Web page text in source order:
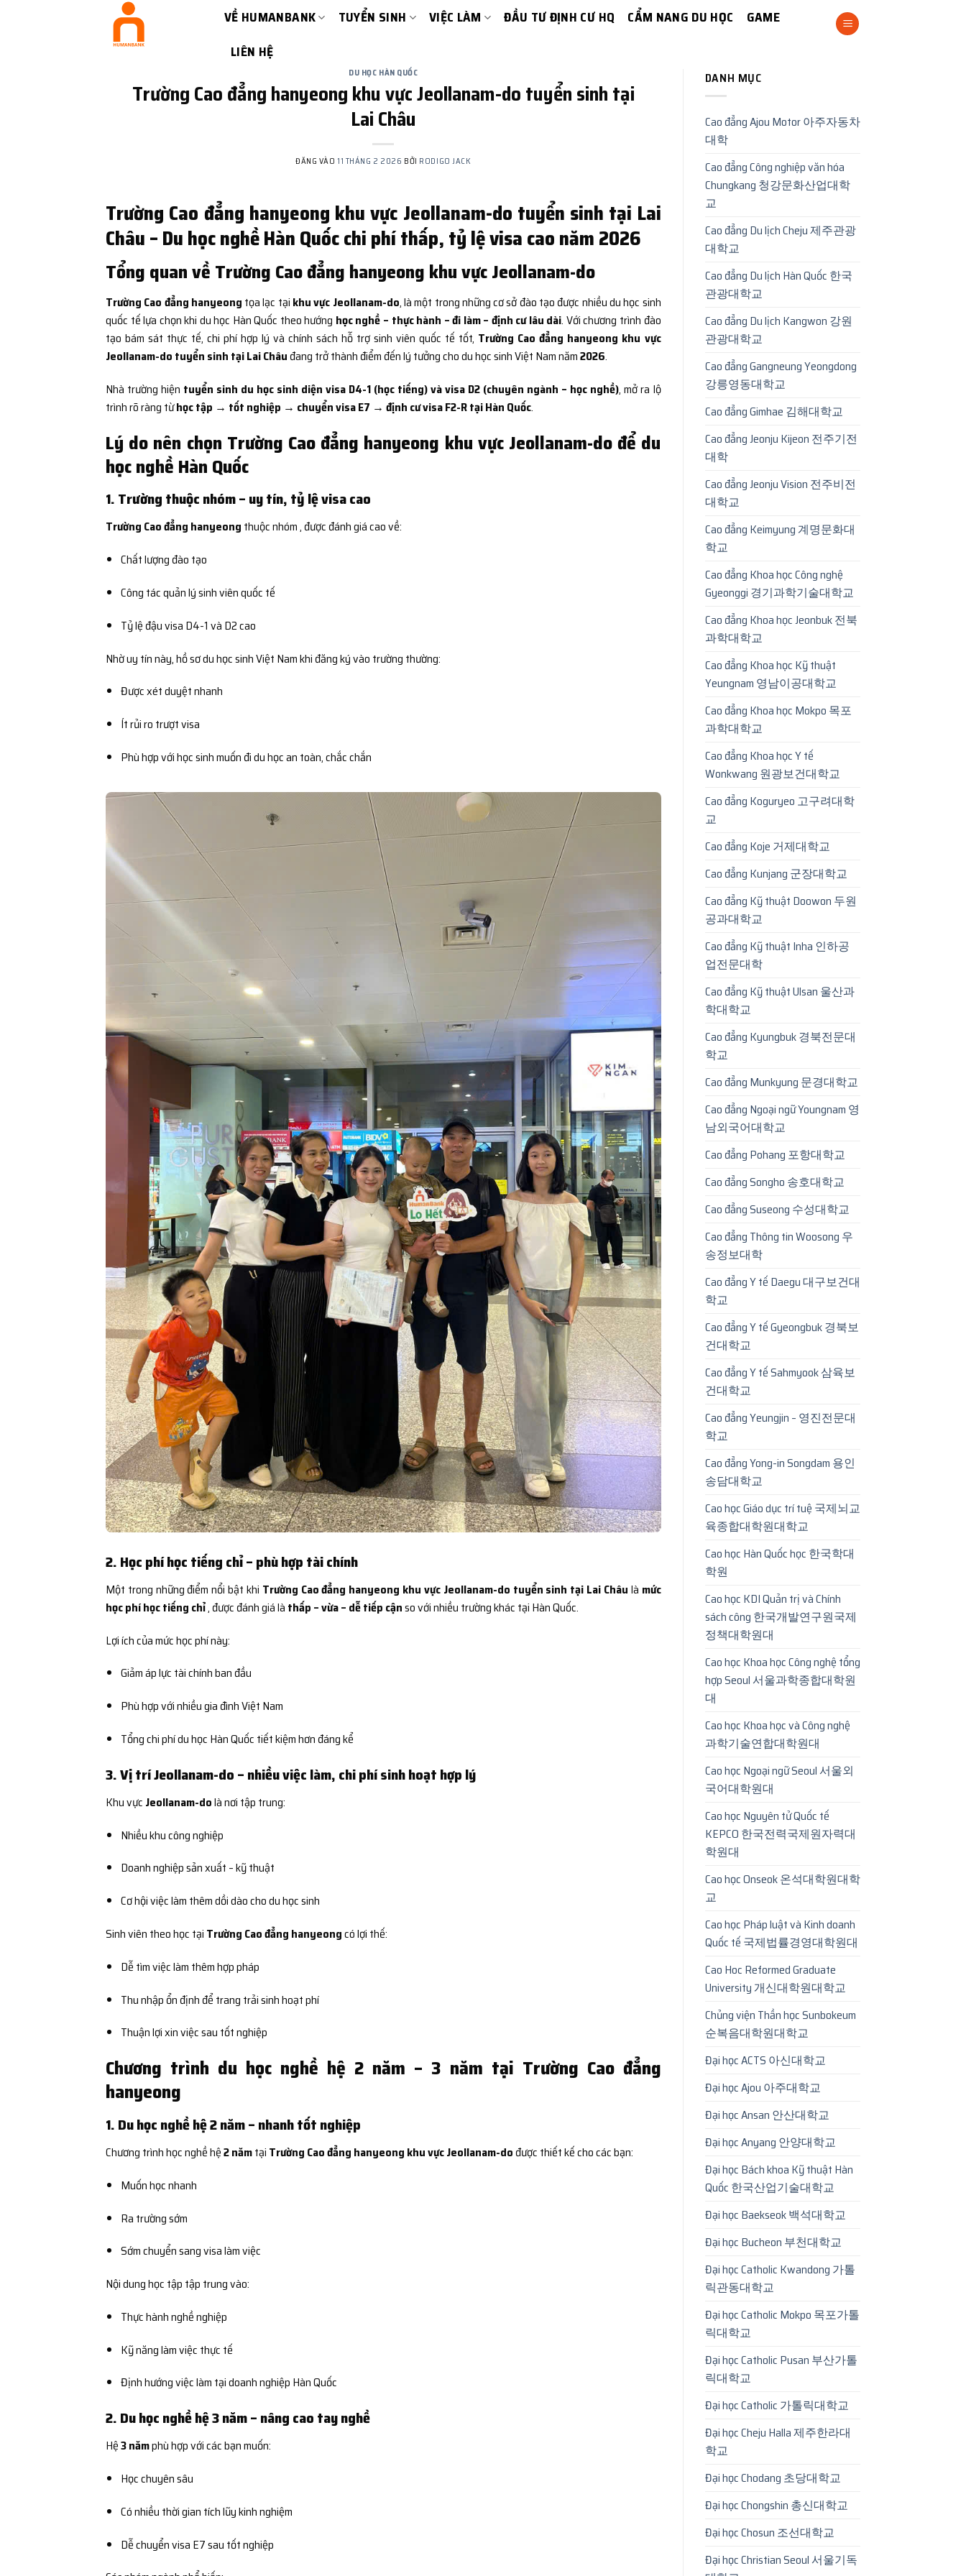
VỀ HUMANBANK TUYỂN SINH VIỆC LÀM ĐẦU TƯ ĐỊNH CƯ HQ CẨM NANG DU HỌC
GAME
LIÊN HỆ
DU HỌC HÀN QUỐC
Trường Cao đẳng hanyeong khu vực Jeollanam-do tuyển sinh tại
Lai Châu
ĐĂNG VÀO11 THÁNG 2 2026 BỞI RODIGO JACK
Trường Cao đẳng hanyeong khu vực Jeollanam-do tuyển sinh tại Lai
Châu – Du học nghề Hàn Quốc chi phí thấp, tỷ lệ visa cao năm 2026
Tổng quan về Trường Cao đẳng hanyeong khu vực Jeollanam-do
Trường Cao đẳng hanyeong tọa lạc tại khu vực Jeollanam-do, là một trong những cơ sở đào tạo được nhiều du học sinh
quốc tế lựa chọn khi du học Hàn Quốc theo hướng học nghề – thực hành – đi làm – định cư lâu dài. Với chương trình đào
tạo bám sát thực tế, chi phí hợp lý và chính sách hỗ trợ sinh viên quốc tế tốt, Trường Cao đẳng hanyeong khu vực
Jeollanam-do tuyển sinh tại Lai Châuđang trở thành điểm đến lý tưởng cho du học sinh Việt Nam năm2026.
Nhà trường hiện tuyển sinh du học sinh diện visa D4-1 (học tiếng) và visa D2 (chuyên ngành – học nghề), mở ra lộ
trình rõ ràng từhọc tập → tốt nghiệp → chuyển visa E7 → định cư visa F2-R tại Hàn Quốc.
Lý do nên chọn Trường Cao đẳng hanyeong khu vực Jeollanam-do để du
học nghề Hàn Quốc
1. Trường thuộc nhóm – uy tín, tỷ lệ visa cao
Trường Cao đẳng hanyeong thuộc nhóm, được đánh giá cao về:
Chất lượng đào tạo
Công tác quản lý sinh viên quốc tế
Tỷ lệ đậu visa D4-1 và D2 cao
Nhờ uy tín này, hồ sơ du học sinh Việt Nam khi đăng ký vào trường thường:
Được xét duyệt nhanh
Ít rủi ro trượt visa
Phù hợp với học sinh muốn đi du học an toàn, chắc chắn
2. Học phí học tiếng chỉ – phù hợp tài chính
Một trong những điểm nổi bật khi Trường Cao đẳng hanyeong khu vực Jeollanam-do tuyển sinh tại Lai Châu là mức
học phí học tiếng chỉ, được đánh giá là thấp – vừa – dễ tiếp cậnso với nhiều trường khác tại Hàn Quốc.
Lợi ích của mức học phí này:
Giảm áp lực tài chính ban đầu
Phù hợp với nhiều gia đình Việt Nam
Tổng chi phí du học Hàn Quốc tiết kiệm hơn đáng kể
3. Vị trí Jeollanam-do – nhiều việc làm, chi phí sinh hoạt hợp lý
Khu vực Jeollanam-dolà nơi tập trung:
Nhiều khu công nghiệp
Doanh nghiệp sản xuất – kỹ thuật
Cơ hội việc làm thêm dồi dào cho du học sinh
Sinh viên theo học tại Trường Cao đẳng hanyeongcó lợi thế:
Dễ tìm việc làm thêm hợp pháp
Thu nhập ổn định để trang trải sinh hoạt phí
Thuận lợi xin việc sau tốt nghiệp
Chương trình du học nghề hệ 2 năm – 3 năm tại Trường Cao đẳng
hanyeong
1. Du học nghề hệ 2 năm – nhanh tốt nghiệp
Chương trình học nghề hệ2 nămtại Trường Cao đẳng hanyeong khu vực Jeollanam-dođược thiết kế cho các bạn:
Muốn học nhanh
Ra trường sớm
Sớm chuyển sang visa làm việc
Nội dung học tập tập trung vào:
Thực hành nghề nghiệp
Kỹ năng làm việc thực tế
Định hướng việc làm tại doanh nghiệp Hàn Quốc
2. Du học nghề hệ 3 năm – nâng cao tay nghề
Hệ3 nămphù hợp với các bạn muốn:
Học chuyên sâu
Có nhiều thời gian tích lũy kinh nghiệm
Dễ chuyển visa E7 sau tốt nghiệp
DANH MỤC
Cao đẳng Ajou Motor 아주자동차
대학
Cao đẳng Công nghiệp văn hóa
Chungkang 청강문화산업대학
교
Cao đẳng Du lịch Cheju 제주관광
대학교
Cao đẳng Du lịch Hàn Quốc 한국
관광대학교
Cao đẳng Du lịch Kangwon 강원
관광대학교
Cao đẳng Gangneung Yeongdong
강릉영동대학교
Cao đẳng Gimhae 김해대학교
Cao đẳng Jeonju Kijeon 전주기전
대학
Cao đẳng Jeonju Vision 전주비전
대학교
Cao đẳng Keimyung 계명문화대
학교
Cao đẳng Khoa học Công nghệ
Gyeonggi 경기과학기술대학교
Cao đẳng Khoa học Jeonbuk 전북
과학대학교
Cao đẳng Khoa học Kỹ thuật
Yeungnam 영남이공대학교
Cao đẳng Khoa học Mokpo 목포
과학대학교
Cao đẳng Khoa học Y tế
Wonkwang 원광보건대학교
Cao đẳng Koguryeo 고구려대학
교
Cao đẳng Koje 거제대학교
Cao đẳng Kunjang 군장대학교
Cao đẳng Kỹ thuật Doowon 두원
공과대학교
Cao đẳng Kỹ thuật Inha 인하공
업전문대학
Cao đẳng Kỹ thuật Ulsan 울산과
학대학교
Cao đẳng Kyungbuk 경북전문대
학교
Cao đẳng Munkyung 문경대학교
Cao đẳng Ngoại ngữ Youngnam 영
남외국어대학교
Cao đẳng Pohang 포항대학교
Cao đẳng Songho 송호대학교
Cao đẳng Suseong 수성대학교
Cao đẳng Thông tin Woosong 우
송정보대학
Cao đẳng Y tế Daegu 대구보건대
학교
Cao đẳng Y tế Gyeongbuk 경북보
건대학교
Cao đẳng Y tế Sahmyook 삼육보
건대학교
Cao đẳng Yeungjin – 영진전문대
학교
Cao đẳng Yong-in Songdam 용인
송담대학교
Cao học Giáo dục trí tuệ 국제뇌교
육종합대학원대학교
Cao học Hàn Quốc học 한국학대
학원
Cao học KDI Quản trị và Chính
sách công 한국개발연구원국제
정책대학원대
Cao học Khoa học Công nghệ tổng
hợp Seoul 서울과학종합대학원
대
Cao học Khoa học và Công nghệ
과학기술연합대학원대
Cao học Ngoại ngữ Seoul 서울외
국어대학원대
Cao học Nguyên tử Quốc tế
KEPCO 한국전력국제원자력대
학원대
Cao học Onseok 온석대학원대학
교
Cao học Pháp luật và Kinh doanh
Quốc tế 국제법률경영대학원대
Cao Hoc Reformed Graduate
University 개신대학원대학교
Chủng viện Thần học Sunbokeum
순복음대학원대학교
Đại học ACTS 아신대학교
Đại học Ajou 아주대학교
Đại học Ansan 안산대학교
Đại học Anyang 안양대학교
Đại học Bách khoa Kỹ thuật Hàn
Quốc 한국산업기술대학교
Đại học Baekseok 백석대학교
Đại học Bucheon 부천대학교
Đại học Catholic Kwandong 가톨
릭관동대학교
Đại học Catholic Mokpo 목포가톨
릭대학교
Đại học Catholic Pusan 부산가톨
릭대학교
Đại học Catholic 가톨릭대학교
Đại học Cheju Halla 제주한라대
학교
Đại học Chodang 초당대학교
Đại học Chongshin 총신대학교
Đại học Chosun 조선대학교
Đại học Christian Seoul 서울기독